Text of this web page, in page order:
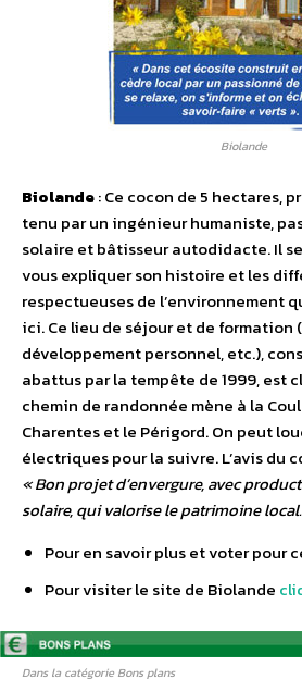
Biolande
Biolande: Ce cocon de 5 hectares,
tenu par un ingénieur humaniste,
solaire et bâtisseur autodidacte. Il
vous expliquer son histoire et les
respectueuses de l’environnement
ici. Ce lieu de séjour et de formation
développement personnel, etc.),
abattus par la tempête de 1999, est
chemin de randonnée mène à la
Charentes et le Périgord. On peut
électriques pour la suivre. L’avis du
« Bon projet d’envergure, avec
solaire, qui valorise le patrimoine
Pour en savoir plus et voter pour
Pour visiter le site de Biolande
Dans la catégorie Bons plans